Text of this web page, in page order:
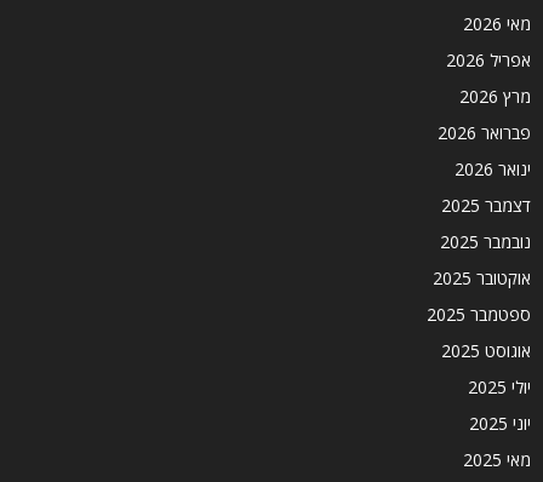
מאי 2026
אפריל 2026
מרץ 2026
פברואר 2026
ינואר 2026
דצמבר 2025
נובמבר 2025
אוקטובר 2025
ספטמבר 2025
אוגוסט 2025
יולי 2025
יוני 2025
מאי 2025